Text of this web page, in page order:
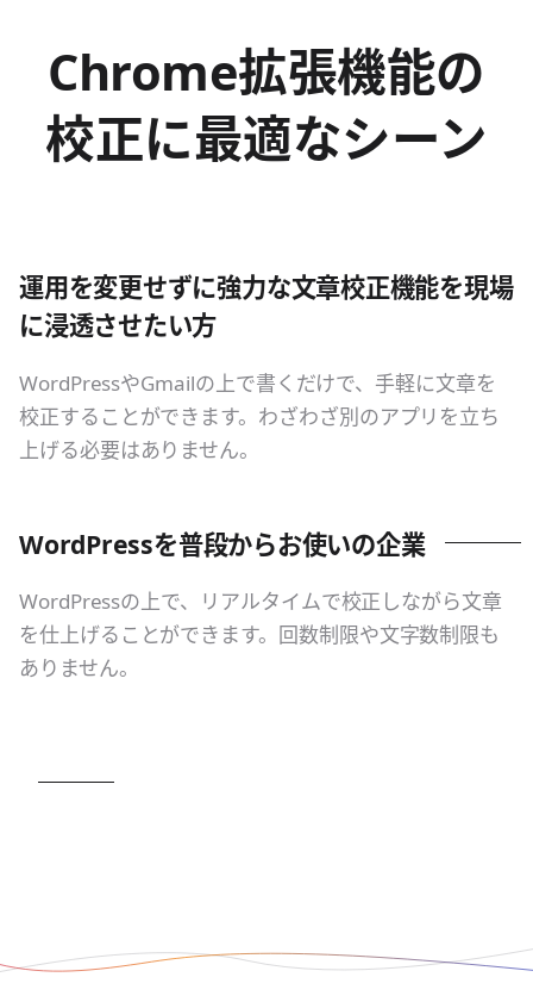
Chrome拡張機能の
校正に最適なシーン
運用を変更せずに強力な文章校正機能を現場
に浸透させたい方
WordPressやGmailの上で書くだけで、手軽に文章を
校正することができます。わざわざ別のアプリを立ち
上げる必要はありません。
WordPressを普段からお使いの企業
WordPressの上で、リアルタイムで校正しながら文章
を仕上げることができます。回数制限や文字数制限も
ありません。